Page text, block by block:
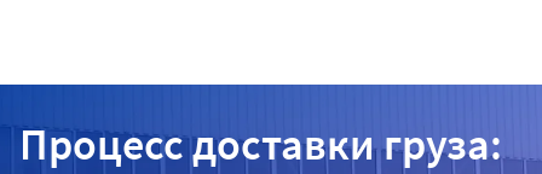
Процесс доставки груза: